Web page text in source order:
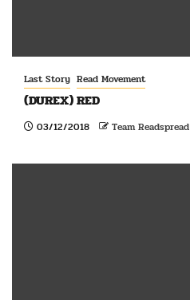
Last Story Read Movement
(DUREX) RED
03/12/2018 Team Readspread